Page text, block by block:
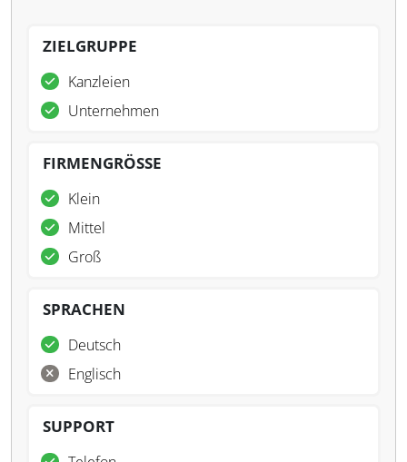
ZIELGRUPPE
Kanzleien
Unternehmen
FIRMENGRÖSSE
Klein
Mittel
Groß
SPRACHEN
Deutsch
Englisch
SUPPORT